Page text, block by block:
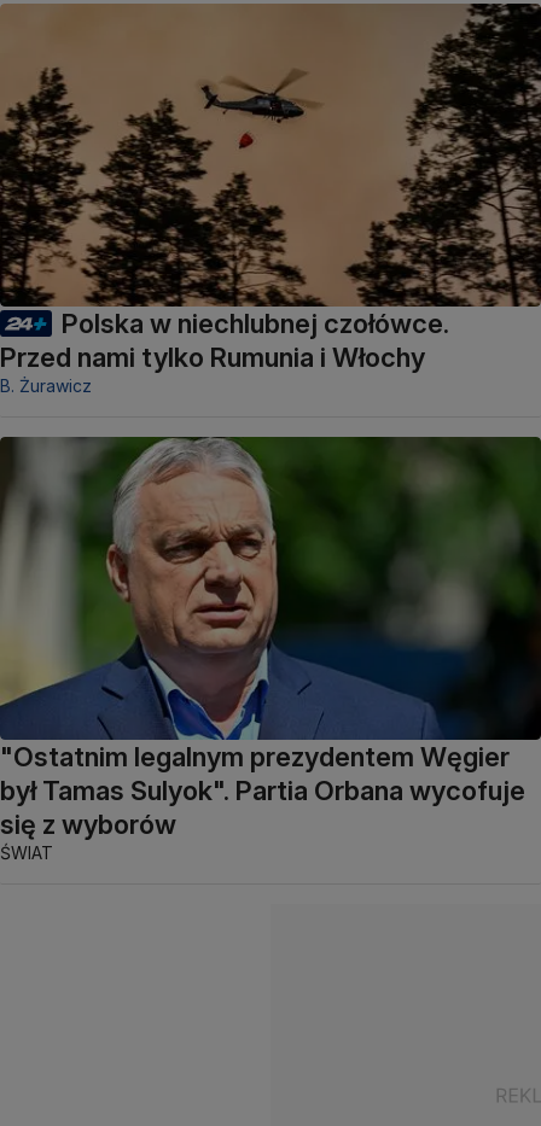
Polska w niechlubnej czołówce.
Przed nami tylko Rumunia i Włochy
B. Żurawicz
"Ostatnim legalnym prezydentem Węgier
był Tamas Sulyok". Partia Orbana wycofuje
się z wyborów
ŚWIAT